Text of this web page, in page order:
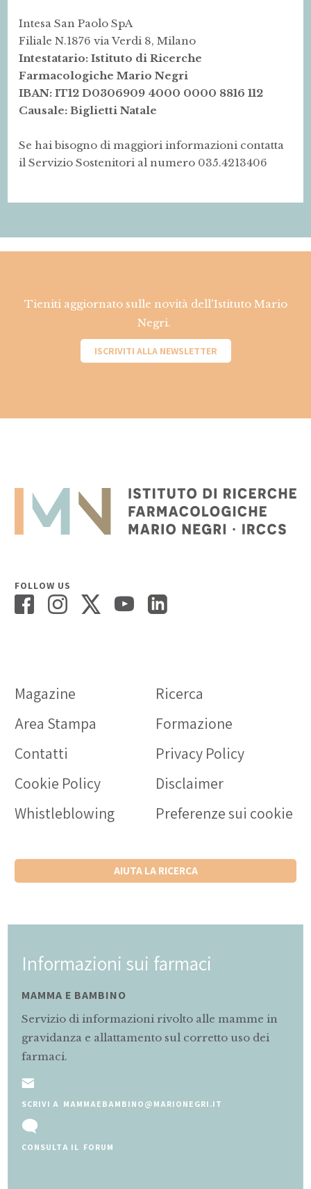
Intesa San Paolo SpA
Filiale N.1876 via Verdi 8, Milano
Intestatario: Istituto di Ricerche
Farmacologiche Mario Negri
IBAN: IT12 D0306909 4000 0000 8816 112
Causale: Biglietti Natale
Se hai bisogno di maggiori informazioni contatta
il Servizio Sostenitori al numero 035.4213406
Tieniti aggiornato sulle novità dell'Istituto Mario
Negri.
ISCRIVITI ALLA NEWSLETTER
FOLLOW US
Magazine
Ricerca
Area Stampa
Formazione
Contatti
Privacy Policy
Cookie Policy
Disclaimer
Whistleblowing
Preferenze sui cookie
AIUTA LA RICERCA
Informazioni sui farmaci
MAMMA E BAMBINO
Servizio di informazioni rivolto alle mamme in
gravidanza e allattamento sul corretto uso dei
farmaci.
SCRIVI A MAMMAEBAMBINO@MARIONEGRI.IT
CONSULTA IL FORUM